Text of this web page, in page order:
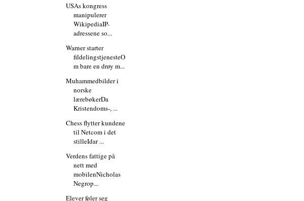
USAs kongress
manipulerer
WikipediaIP-
adressene so...
Warner starter
fildelingstjenesteO
m bare en drøy m...
Muhammedbilder i
norske
lærebøkerDa
Kristendoms-, ...
Chess flytter kundene
til Netcom i det
stilleIdar ...
Verdens fattige på
nett med
mobilenNicholas
Negrop...
Elever føler seg